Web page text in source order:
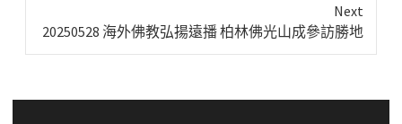
Next
Next
20250528 海外佛教弘揚遠播 柏林佛光山成參訪勝地